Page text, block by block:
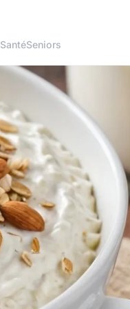
SantéSeniors